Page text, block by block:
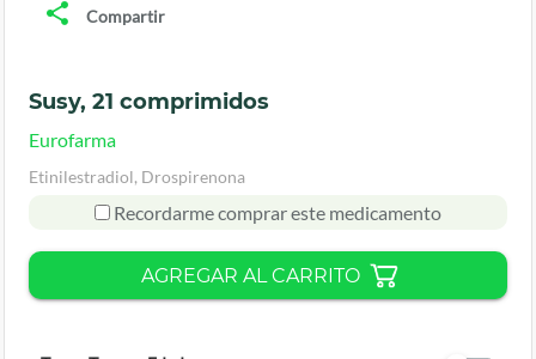
Compartir
Susy, 21 comprimidos
Eurofarma
Etinilestradiol, Drospirenona
Recordarme comprar este medicamento
AGREGAR AL CARRITO